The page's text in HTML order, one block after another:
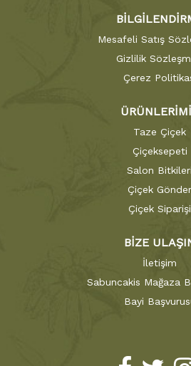
Mesafeli Satış
Gizlilik
Çerez
Taze Çiçek
Çiçeksepeti
Salon Bitkileri
Çiçek Gönder
Çiçek Siparişi
BİZE
İletişim
Sabuncakis Mağaza
Bayi